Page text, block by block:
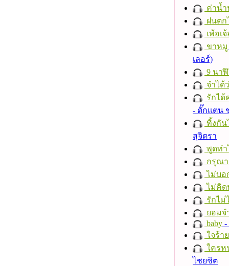
ค่าน้
ฝนตก
เพ้อเ
ขาหมู
เลอร์)
9 นา
จำได้
รักได้
- ตั๊กแตน
ทิ้งกัน
สุจิตรา
พูดทำ
กรุณา
ไม่บอ
ไม่คิด
รักไม่
ยอม
baby -
ใจร้าย
ใครห
ไชยชิต